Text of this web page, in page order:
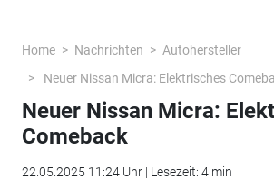
Home Nachrichten
Autohersteller
Neuer Nissan Micra: Elektrisches
Neuer Nissan Micra:
Comeback
22.05.2025 11:24 Uhr | Lesezeit: 4 min